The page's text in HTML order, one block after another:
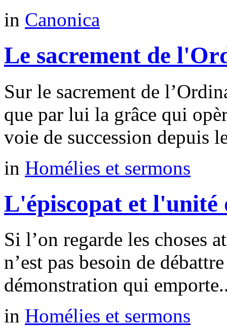
in Canonica
Le sacrement de
Sur le sacrement de
que par lui la grâce qui
voie de succession depuis
in Homélies et sermons
L'épiscopat et l'unité
Si l’on regarde les choses
n’est pas besoin de
démonstration qui
in Homélies et sermons